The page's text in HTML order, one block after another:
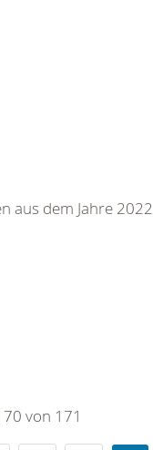
aus dem Jahre 2022
von 171